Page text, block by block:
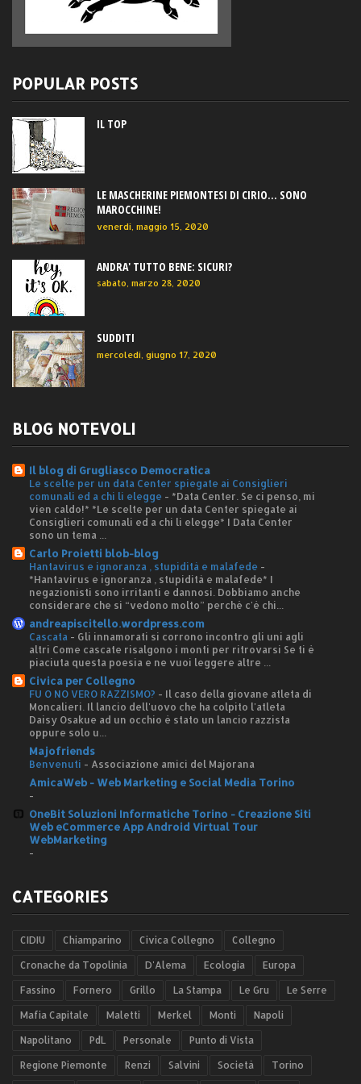
POPULAR POSTS
IL TOP
LE MASCHERINE PIEMONTESI DI CIRIO... SONO
MAROCCHINE!
venerdì, maggio 15, 2020
ANDRA' TUTTO BENE: SICURI?
sabato, marzo 28, 2020
SUDDITI
mercoledì, giugno 17, 2020
BLOG NOTEVOLI
Il blog di Grugliasco Democratica
Le scelte per un data Center spiegate ai Consiglieri
comunali ed a chi li elegge - *Data Center. Se ci penso, mi
vien caldo!* *Le scelte per un data Center spiegate ai
Consiglieri comunali ed a chi li elegge* I Data Center
sono un tema ...
Carlo Proietti blob-blog
Hantavirus e ignoranza , stupidità e malafede -
*Hantavirus e ignoranza , stupidità e malafede* I
negazionisti sono irritanti e dannosi. Dobbiamo anche
considerare che si “vedono molto” perché c'è chi...
andreapiscitello.wordpress.com
Cascata - Gli innamorati si corrono incontro gli uni agli
altri Come cascate risalgono i monti per ritrovarsi Se ti è
piaciuta questa poesia e ne vuoi leggere altre ...
Civica per Collegno
FU O NO VERO RAZZISMO? - Il caso della giovane atleta di
Moncalieri. Il lancio dell'uovo che ha colpito l'atleta
Daisy Osakue ad un occhio è stato un lancio razzista
oppure solo u...
Majofriends
Benvenuti - Associazione amici del Majorana
AmicaWeb - Web Marketing e Social Media Torino
-
OneBit Soluzioni Informatiche Torino - Creazione Siti
Web eCommerce App Android Virtual Tour
WebMarketing
-
CATEGORIES
CIDIU Chiamparino Civica Collegno Collegno
Cronache da Topolinia D'Alema Ecologia Europa
Fassino Fornero Grillo La Stampa Le Gru Le Serre
Mafia Capitale Maletti Merkel Monti Napoli
Napolitano PdL Personale Punto di Vista
Regione Piemonte Renzi Salvini Società Torino